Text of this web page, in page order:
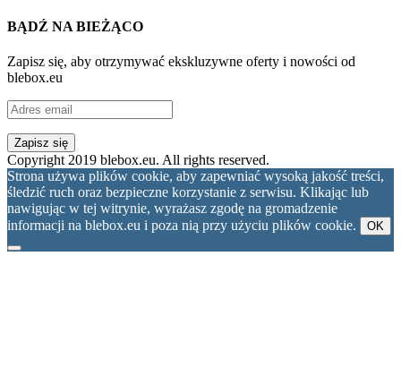
BĄDŹ NA BIEŻĄCO
Zapisz się, aby otrzymywać ekskluzywne oferty i nowości od
blebox.eu
Copyright 2019 blebox.eu. All rights reserved.
Strona używa plików cookie, aby zapewniać wysoką jakość treści,
śledzić ruch oraz bezpieczne korzystanie z serwisu. Klikając lub
nawigując w tej witrynie, wyrażasz zgodę na gromadzenie
informacji na blebox.eu i poza nią przy użyciu plików cookie.
OK